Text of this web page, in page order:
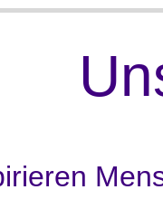
Un
irieren Men